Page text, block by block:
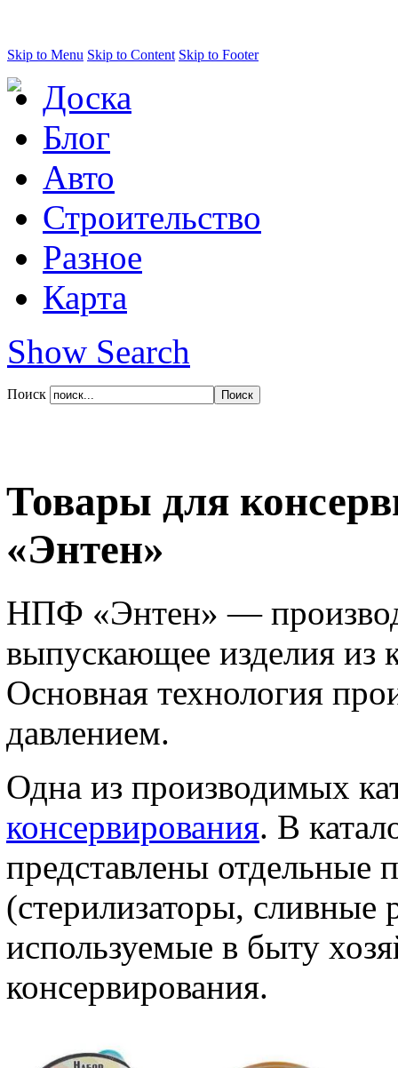
Skip to Menu Skip to Content Skip to Footer
Доска
Блог
Авто
Строительство
Разное
Карта
Show Search
Поиск
Товары для
«Энтен»
НПФ «Энтен» —
выпускающее изделия из
Основная технология
давлением.
Одна из производимых
консервирования. В
представлены отдельные
(стерилизаторы,
используемые в быту
консервирования.